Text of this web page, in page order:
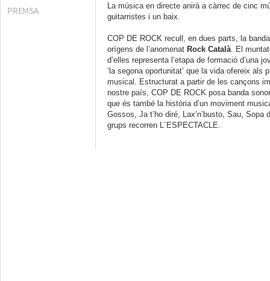
PREMSA
La música en directe anirà a càrrec de cinc
guitarristes i un baix.
COP DE ROCK recull, en dues parts, la
orígens de l’anomenat Rock Català. El
d’elles representa l’etapa de formació d’una
‘la segona oportunitat’ que la vida ofereix als
musical. Estructurat a partir de les cançons
nostre país, COP DE ROCK posa banda
que és també la història d’un moviment
Gossos, Ja t’ho diré, Lax’n’busto, Sau,
grups recorren L´ESPECTACLE.